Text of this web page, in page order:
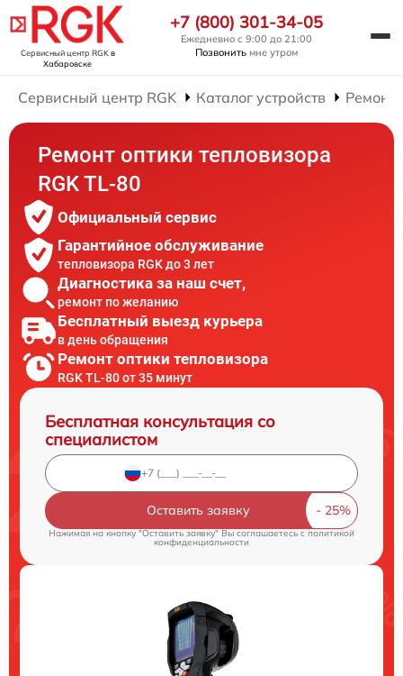
Сервисный центр RGKв
Хабаровске
+7 (800) 301-34-05
Ежедневно с 9:00 до 21:00
Позвонить мне утром
Сервисный центр RGK Каталог устройств Ремонт
Ремонт оптики тепловизора
RGK TL-80
Официальный сервис
Гарантийное обслуживание
тепловизора RGK до 3 лет
Диагностика за наш счет,
ремонт по желанию
Бесплатный выезд курьера
в день обращения
Ремонт оптики тепловизора
RGK TL-80 от 35 минут
Бесплатная консультация со
специалистом
Оставить заявку
Нажимая на кнопку "Оставить заявку" Вы соглашаетесь cполитикой
конфиденциальности